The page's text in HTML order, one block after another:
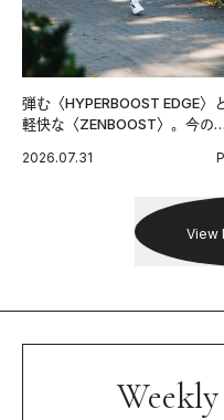
弾む〈HYPERBOOST EDGE〉と
軽快な〈ZENBOOST〉。今の時
出した新機軸。
2026.07.31
View